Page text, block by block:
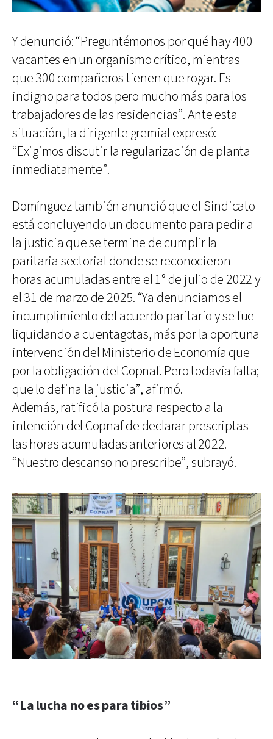
Y denunció: “Preguntémonos por qué hay 400
vacantes en un organismo crítico, mientras
que 300 compañeros tienen que rogar. Es
indigno para todos pero mucho más para los
trabajadores de las residencias”. Ante esta
situación, la dirigente gremial expresó:
“Exigimos discutir la regularización de planta
inmediatamente”.
Domínguez también anunció que el Sindicato
está concluyendo un documento para pedir a
la justicia que se termine de cumplir la
paritaria sectorial donde se reconocieron
horas acumuladas entre el 1° de julio de 2022 y
el 31 de marzo de 2025. “Ya denunciamos el
incumplimiento del acuerdo paritario y se fue
liquidando a cuentagotas, más por la oportuna
intervención del Ministerio de Economía que
por la obligación del Copnaf. Pero todavía falta;
que lo defina la justicia”, afirmó.
Además, ratificó la postura respecto a la
intención del Copnaf de declarar prescriptas
las horas acumuladas anteriores al 2022.
“Nuestro descanso no prescribe”, subrayó.
“La lucha no es para tibios”